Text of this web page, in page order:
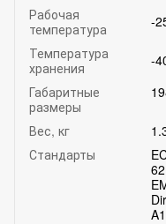
Рабочая
температура
-
Температура
хранения
-
Габаритные
размеры
Вес, кг
Стандарты